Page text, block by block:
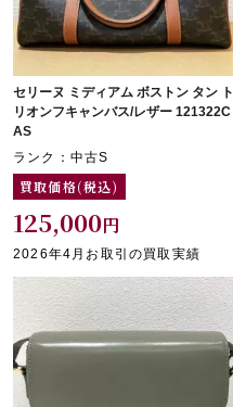
セリーヌ ミディアム ボストン タン ト
リオンフキャンバス/レザー 121322C
AS
ランク：中古S
買取価格(税込)
125,000円
2026年4月お取引の買取実績